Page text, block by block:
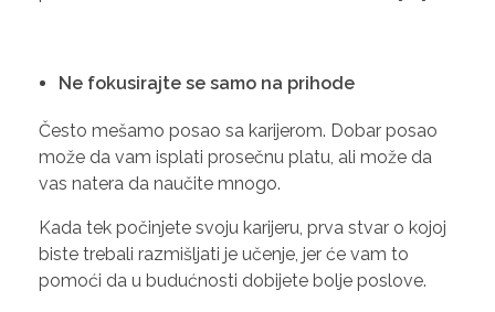
Ne fokusirajte se samo na prihode
Često mešamo posao sa karijerom. Dobar posao
može da vam isplati prosečnu platu, ali može da
vas natera da naučite mnogo.
Kada tek počinjete svoju karijeru, prva stvar o kojoj
biste trebali razmišljati je učenje, jer će vam to
pomoći da u budućnosti dobijete bolje poslove.